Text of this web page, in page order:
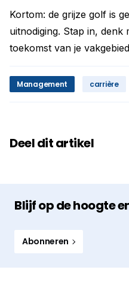
Kortom: de grijze golf is
uitnodiging. Stap in, denk
toekomst van je
Management carrière
Deel dit artikel
Blijf op de hoogte
Abonneren